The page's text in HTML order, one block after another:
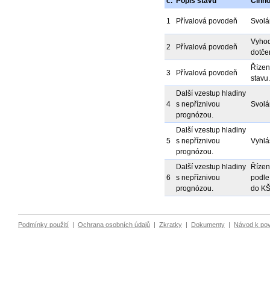
1 Přívalová povodeň
2 Přívalová povodeň
3 Přívalová povodeň
stavu.
4
Další vzestup hladiny
s nepříznivou
prognózou.
5
Další vzestup hladiny
s nepříznivou
prognózou.
6
Další vzestup hladiny
s nepříznivou
prognózou.
do
Podmínky použití Ochrana osobních údajů Zkratky Dokumenty Návod k